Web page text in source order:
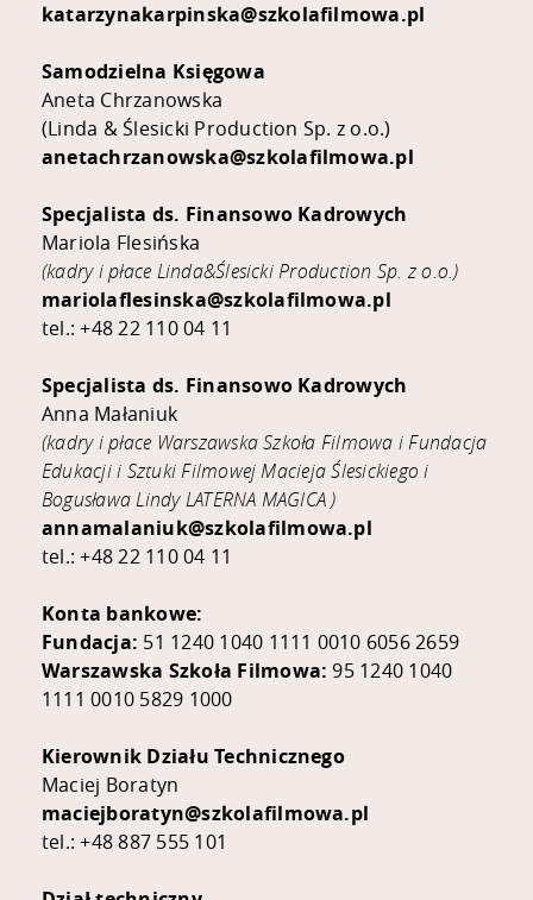
katarzynakarpinska@szkolafilmowa.pl
Samodzielna Księgowa
Aneta Chrzanowska
(Linda & Ślesicki Production Sp. z o.o.)
anetachrzanowska@szkolafilmowa.pl
Specjalista ds. Finansowo Kadrowych
Mariola Flesińska
(kadry i płace Linda&Ślesicki Production Sp. z o.o.)
mariolaflesinska@szkolafilmowa.pl
tel.: +48 22 110 04 11
Specjalista ds. Finansowo Kadrowych
Anna Małaniuk
(kadry i płace Warszawska Szkoła Filmowa i Fundacja
Edukacji i Sztuki Filmowej Macieja Ślesickiego i
Bogusława Lindy LATERNA MAGICA )
annamalaniuk@szkolafilmowa.pl
tel.: +48 22 110 04 11
Konta bankowe:
Fundacja: 51 1240 1040 1111 0010 6056 2659
Warszawska Szkoła Filmowa: 95 1240 1040
1111 0010 5829 1000
Kierownik Działu Technicznego
Maciej Boratyn
maciejboratyn@szkolafilmowa.pl
tel.: +48 887 555 101